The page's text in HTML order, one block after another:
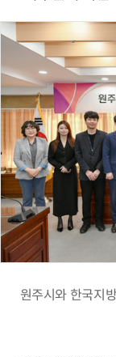
원주시와 한국지